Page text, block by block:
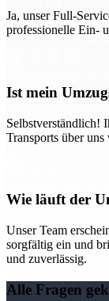
Ja, unser Full-
professionelle Ein-
Ist mein
Selbstverständlich!
Transports über uns
Wie läuft der
Unser Team
sorgfältig ein und
und zuverlässig.
Alle Fragen